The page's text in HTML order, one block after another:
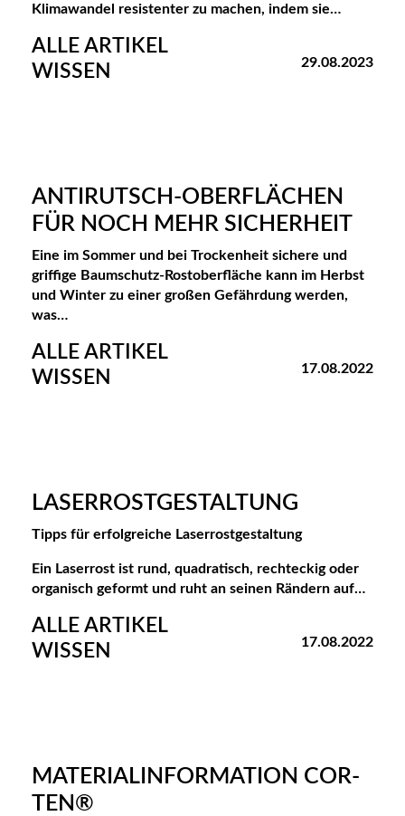
Klimawandel resistenter zu machen, indem sie…
ALLE ARTIKEL
WISSEN
29.08.2023
ANTIRUTSCH-OBERFLÄCHEN
FÜR NOCH MEHR SICHERHEIT
Eine im Sommer und bei Trockenheit sichere und
griffige Baumschutz-Rostoberfläche kann im Herbst
und Winter zu einer großen Gefährdung werden,
was…
ALLE ARTIKEL
WISSEN
17.08.2022
LASERROSTGESTALTUNG
Tipps für erfolgreiche Laserrostgestaltung
Ein Laserrost ist rund, quadratisch, rechteckig oder
organisch geformt und ruht an seinen Rändern auf…
ALLE ARTIKEL
WISSEN
17.08.2022
MATERIALINFORMATION COR-
TEN®